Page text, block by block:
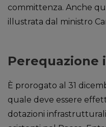
committenza. Anche
illustrata dal ministro
È prorogato al 31
quale deve essere
dotazioni